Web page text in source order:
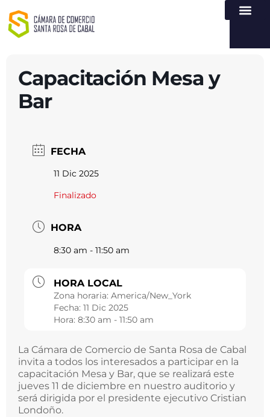
Capacitación Mesa y
Bar
FECHA
11 Dic 2025
Finalizado
HORA
8:30 am - 11:50 am
HORA LOCAL
Zona horaria: America/New_York
Fecha: 11 Dic 2025
Hora: 8:30 am - 11:50 am
La Cámara de Comercio de Santa Rosa de Cabal
invita a todos los interesados a participar en la
capacitación Mesa y Bar, que se realizará este
jueves 11 de diciembre en nuestro auditorio y
será dirigida por el presidente ejecutivo Cristian
Londoño.